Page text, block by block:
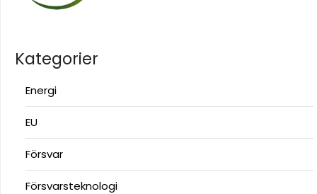
Kategorier
Energi
EU
Försvar
Försvarsteknologi